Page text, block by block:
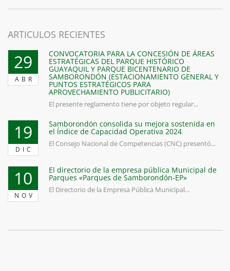
ARTICULOS RECIENTES
29
ABR
CONVOCATORIA PARA LA CONCESIÓN DE ÁREAS
ESTRATÉGICAS DEL PARQUE HISTÓRICO
GUAYAQUIL Y PARQUE BICENTENARIO DE
SAMBORONDÓN (ESTACIONAMIENTO GENERAL Y
PUNTOS ESTRATÉGICOS PARA
APROVECHAMIENTO PUBLICITARIO)
El presente reglamento tiene por objeto regular...
19
DIC
Samborondón consolida su mejora sostenida en
el Índice de Capacidad Operativa 2024
El Consejo Nacional de Competencias (CNC) presentó...
10
NOV
El directorio de la empresa pública Municipal de
Parques «Parques de Samborondón-EP»
El Directorio de la Empresa Pública Municipal...